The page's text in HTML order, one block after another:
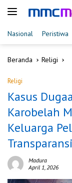
Nasional Peristiwa
Beranda Religi
Religi
Kasus
Karobelah
Keluarga
Madura
April 1, 2026